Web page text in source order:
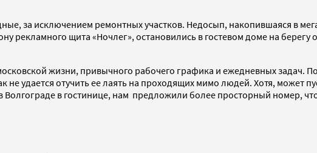
за исключением ремонтных участков. Недосып, накопившаяся в
рекламного щита «Ночлег», остановились в гостевом доме на
жизни, привычного рабочего графика и ежедневных задач.
удается отучить ее лаять на проходящих мимо людей. Хотя, может
Волгограде в гостинице, нам предложили более просторный номер,